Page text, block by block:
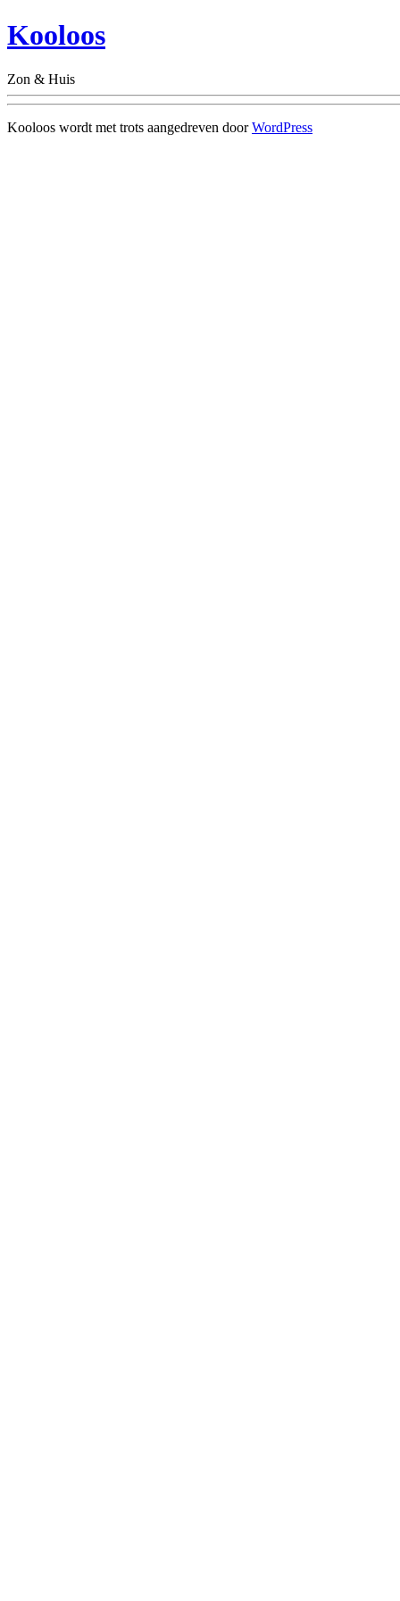
Kooloos
Zon & Huis
Kooloos wordt met trots aangedreven doorWordPress